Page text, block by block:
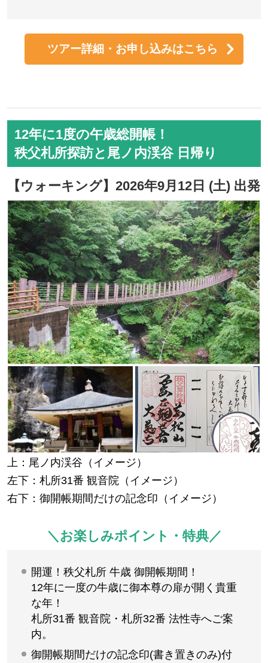
ツアー詳細・お申し込みはこちら
12年に1度の午歳総開帳！
秩父札所探訪と尾ノ内渓谷 日帰り
【ウォーキング】2026年9月12日 (土) 出発
上：尾ノ内渓谷（イメージ）
左下：札所31番 観音院（イメージ）
右下：御開帳期間だけの記念印（イメージ）
＼お楽しみポイント・特典／
開運！秩父札所 牛歳 御開帳期間！
12年に一度の牛歳に御本尊の扉が開く貴重
な年！
札所31番 観音院・札所32番 法性寺へご案
内。
御開帳期間だけの記念印(書き置きのみ)付